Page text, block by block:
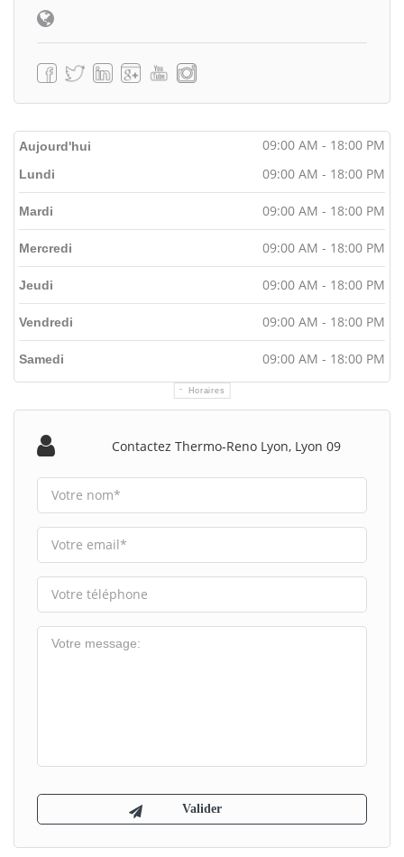
Aujourd'hui 09:00 AM - 18:00 PM
Horaires
Lundi 09:00 AM - 18:00 PM
Mardi 09:00 AM - 18:00 PM
Mercredi 09:00 AM - 18:00 PM
Jeudi 09:00 AM - 18:00 PM
Vendredi 09:00 AM - 18:00 PM
Samedi 09:00 AM - 18:00 PM
Contactez Thermo-Reno Lyon, Lyon 09